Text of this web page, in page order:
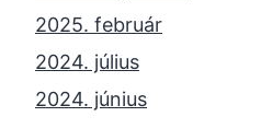
2025. február
2024. július
2024. június